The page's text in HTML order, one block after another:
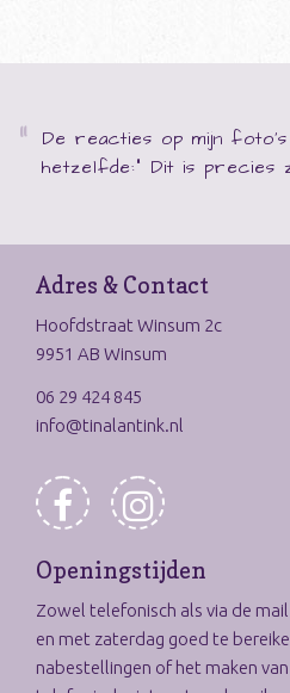
De reacties op mijn foto's
hetzelfde:" Dit is precies
Adres & Contact
Hoofdstraat Winsum 2c
9951 AB Winsum
06 29 424 845
info@tinalantink.nl
Openingstijden
Zowel telefonisch als via de
en met zaterdag goed te
nabestellingen of het maken